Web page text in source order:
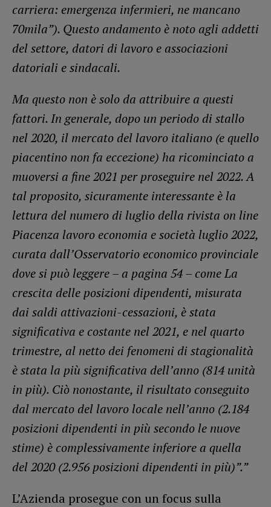
carriera: emergenza infermieri, ne mancano
70mila”). Questo andamento è noto agli addetti
del settore, datori di lavoro e associazioni
datoriali e sindacali.
Ma questo non è solo da attribuire a questi
fattori. In generale, dopo un periodo di stallo
nel 2020, il mercato del lavoro italiano (e quello
piacentino non fa eccezione) ha ricominciato a
muoversi a fine 2021 per proseguire nel 2022. A
tal proposito, sicuramente interessante è la
lettura del numero di luglio della rivista on line
Piacenza lavoro economia e società luglio 2022,
curata dall’Osservatorio economico provinciale
dove si può leggere – a pagina 54 – come La
crescita delle posizioni dipendenti, misurata
dai saldi attivazioni-cessazioni, è stata
significativa e costante nel 2021, e nel quarto
trimestre, al netto dei fenomeni di stagionalità
è stata la più significativa dell’anno (814 unità
in più). Ciò nonostante, il risultato conseguito
dal mercato del lavoro locale nell’anno (2.184
posizioni dipendenti in più secondo le nuove
stime) è complessivamente inferiore a quella
del 2020 (2.956 posizioni dipendenti in più)”.”
L’Azienda prosegue con un focus sulla